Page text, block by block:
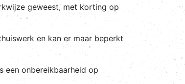
geweest, met korting op
en kan er maar beperkt
een onbereikbaarheid op